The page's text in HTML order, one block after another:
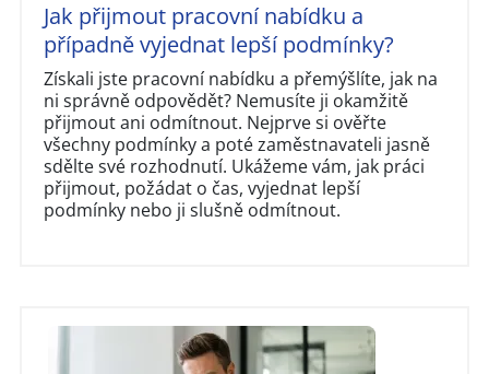
Jak přijmout pracovní nabídku a
případně vyjednat lepší podmínky?
Získali jste pracovní nabídku a přemýšlíte, jak na
ni správně odpovědět? Nemusíte ji okamžitě
přijmout ani odmítnout. Nejprve si ověřte
všechny podmínky a poté zaměstnavateli jasně
sdělte své rozhodnutí. Ukážeme vám, jak práci
přijmout, požádat o čas, vyjednat lepší
podmínky nebo ji slušně odmítnout.